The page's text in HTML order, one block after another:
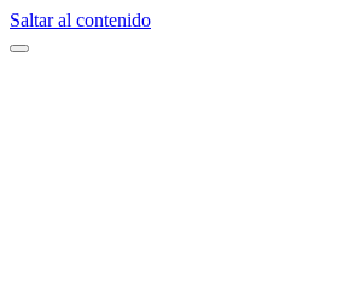
Saltar al contenido